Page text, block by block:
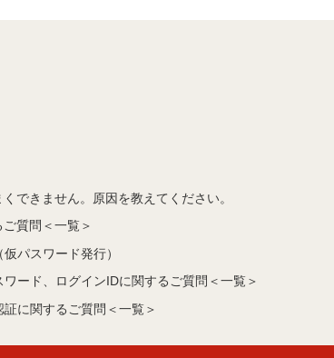
できません。原因を教えてください。
質問＜一覧＞
パスワード発行）
ード、ログインIDに関するご質問＜一覧＞
に関するご質問＜一覧＞